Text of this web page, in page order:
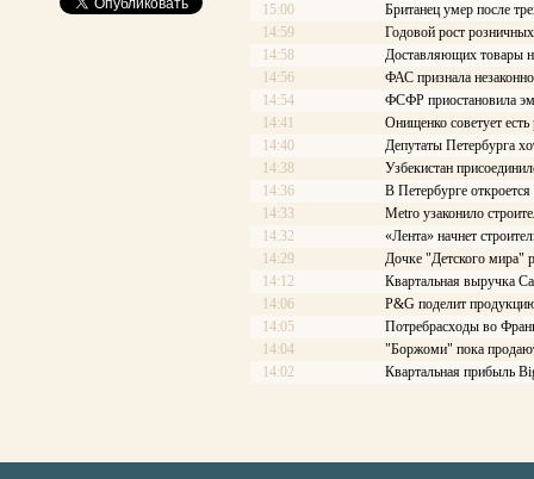
15:00
Британец умер после
14:59
Годовой рост
14:58
Доставляющих товары
14:56
ФАС признала
14:54
ФСФР приостановила
14:41
Онищенко советует
14:40
Депутаты Петербурга
14:38
Узбекистан
14:36
В Петербурге
14:33
Metro узаконило
14:32
«Лента» начнет
14:29
Дочке "Детского мира"
14:12
Квартальная выручка
14:06
P&G поделит
14:05
Потребрасходы во
14:04
"Боржоми" пока
14:02
Квартальная прибыль